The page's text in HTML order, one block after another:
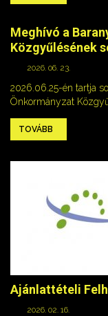
Meghívó a
Közgyűlésének
2026. 06. 23.
2026.06.25-én tartja
Önkormányzat
TOVÁBB
Ajánlattételi
2026. 02. 16.